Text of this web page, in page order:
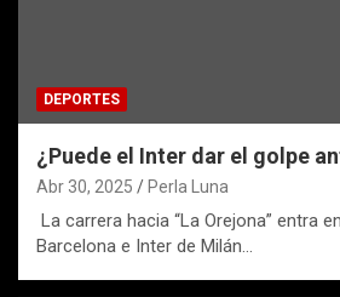
DEPORTES
¿Puede el Inter dar el golpe
Abr 30, 2025 Perla Luna
La carrera hacia “La Orejona” entra
Barcelona e Inter de Milán…